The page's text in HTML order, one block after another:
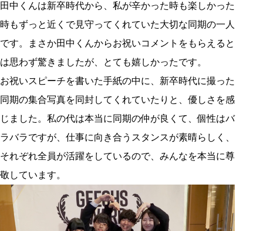
田中くんは新卒時代から、私が辛かった時も楽しかった
時もずっと近くで見守ってくれていた大切な同期の一人
です。まさか田中くんからお祝いコメントをもらえると
は思わず驚きましたが、とても嬉しかったです。
お祝いスピーチを書いた手紙の中に、新卒時代に撮った
同期の集合写真を同封してくれていたりと、優しさを感
じました。私の代は本当に同期の仲が良くて、個性はバ
ラバラですが、仕事に向き合うスタンスが素晴らしく、
それぞれ全員が活躍をしているので、みんなを本当に尊
敬しています。